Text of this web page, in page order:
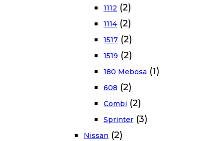
1112 (2)
1114 (2)
1517 (2)
1519 (2)
180 Mebosa (1)
608 (2)
Combi (2)
Sprinter (3)
Nissan (2)